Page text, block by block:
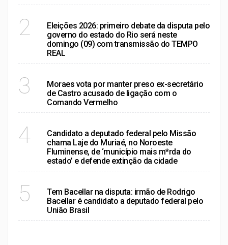
2
Eleições 2026: primeiro debate da disputa pelo
governo do estado do Rio será neste
domingo (09) com transmissão do TEMPO
REAL
3
Moraes vota por manter preso ex-secretário
de Castro acusado de ligação com o
Comando Vermelho
4
Candidato a deputado federal pelo Missão
chama Laje do Muriaé, no Noroeste
Fluminense, de ‘município mais m*rda do
estado’ e defende extinção da cidade
5
Tem Bacellar na disputa: irmão de Rodrigo
Bacellar é candidato a deputado federal pelo
União Brasil